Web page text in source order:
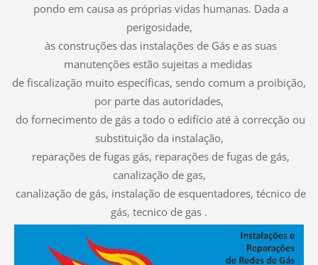
pondo em causa as próprias vidas humanas. Dada a
perigosidade,
às construções das instalações de Gás e as suas
manutenções estão sujeitas a medidas
de fiscalização muito específicas, sendo comum a proibição,
por parte das autoridades,
do fornecimento de gás a todo o edifício até à correcção ou
substituição da instalação,
reparações de fugas gás, reparações de fugas de gás,
canalização de gas,
canalização de gás, instalação de esquentadores, técnico de
gás, tecnico de gas .